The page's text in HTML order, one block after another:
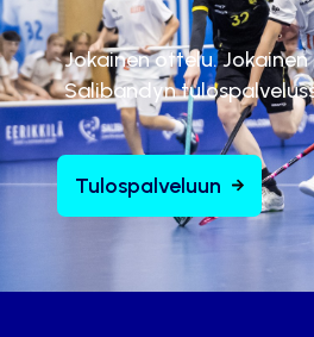
Jokainen ottelu.
Salibandyn
Tulospalveluun